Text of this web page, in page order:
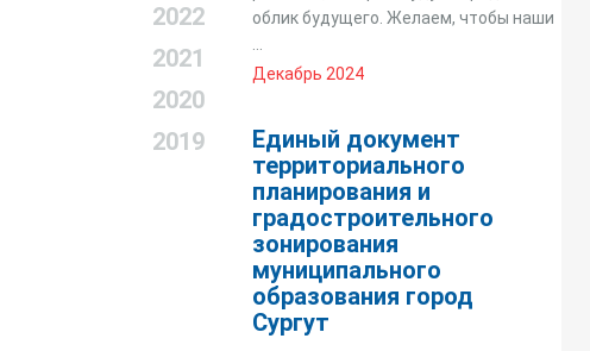
2022
2021
2020
2019
облик будущего. Желаем, чтобы наши
Декабрь 2024
Единый документ
территориального
планирования и
градостроительного
зонирования
муниципального
образования город
Сургут